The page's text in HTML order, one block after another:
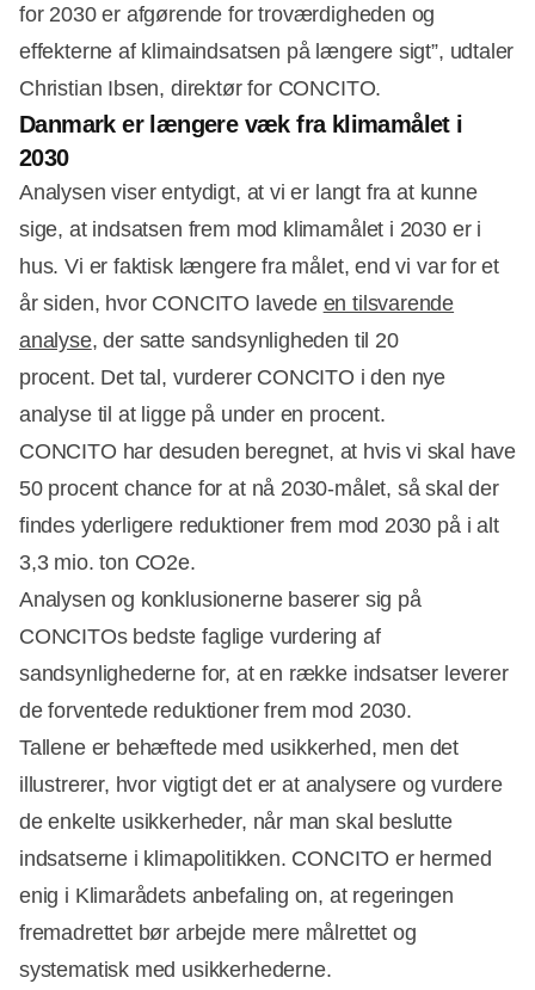
for 2030 er afgørende for troværdigheden og
effekterne af klimaindsatsen på længere sigt”, udtaler
Christian Ibsen, direktør for CONCITO.
Annonce
Danmark er længere væk fra klimamålet i
2030
Analysen viser entydigt, at vi er langt fra at kunne
sige, at indsatsen frem mod klimamålet i 2030 er i
hus. Vi er faktisk længere fra målet, end vi var for et
år siden, hvor CONCITO lavede en tilsvarende
analyse, der satte sandsynligheden til 20
procent. Det tal, vurderer CONCITO i den nye
analyse til at ligge på under en procent.
CONCITO har desuden beregnet, at hvis vi skal have
50 procent chance for at nå 2030-målet, så skal der
findes yderligere reduktioner frem mod 2030 på i alt
3,3 mio. ton CO2e.
Analysen og konklusionerne baserer sig på
CONCITOs bedste faglige vurdering af
sandsynlighederne for, at en række indsatser leverer
de forventede reduktioner frem mod 2030.
Tallene er behæftede med usikkerhed, men det
illustrerer, hvor vigtigt det er at analysere og vurdere
de enkelte usikkerheder, når man skal beslutte
indsatserne i klimapolitikken. CONCITO er hermed
enig i Klimarådets anbefaling on, at regeringen
fremadrettet bør arbejde mere målrettet og
systematisk med usikkerhederne.